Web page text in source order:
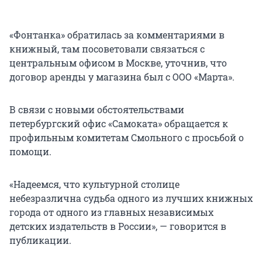
«Фонтанка» обратилась за комментариями в
книжный, там посоветовали связаться с
центральным офисом в Москве, уточнив, что
договор аренды у магазина был с ООО «Марта».
В связи с новыми обстоятельствами
петербургский офис «Самоката» обращается к
профильным комитетам Смольного с просьбой о
помощи.
«Надеемся, что культурной столице
небезразлична судьба одного из лучших книжных
города от одного из главных независимых
детских издательств в России», — говорится в
публикации.